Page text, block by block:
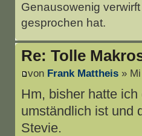
Genausowenig
gesprochen hat.
Re: Tolle
von Frank Mattheis» Mi
Hm, bisher hatte
umständlich ist und
Stevie.